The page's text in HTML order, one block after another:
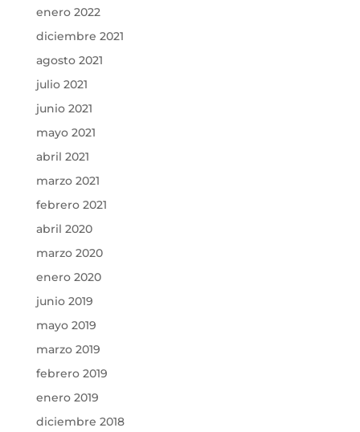
enero 2022
diciembre 2021
agosto 2021
julio 2021
junio 2021
mayo 2021
abril 2021
marzo 2021
febrero 2021
abril 2020
marzo 2020
enero 2020
junio 2019
mayo 2019
marzo 2019
febrero 2019
enero 2019
diciembre 2018